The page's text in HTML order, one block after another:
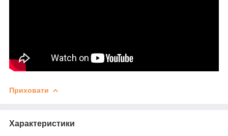
Приховати
Характеристики